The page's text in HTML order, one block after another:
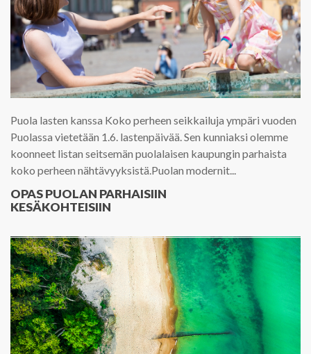
Puola lasten kanssa Koko perheen seikkailuja ympäri vuoden
Puolassa vietetään 1.6. lastenpäivää. Sen kunniaksi olemme
koonneet listan seitsemän puolalaisen kaupungin parhaista
koko perheen nähtävyyksistä.Puolan modernit...
OPAS PUOLAN PARHAISIIN
KESÄKOHTEISIIN